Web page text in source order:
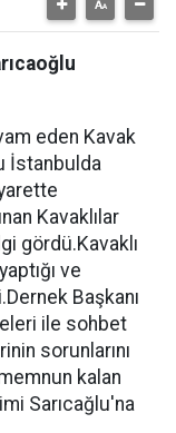
eden Kavak
İstanbulda
Kavaklılar
gördü.Kavaklı
ve
Başkanı
ile sohbet
sorunlarını
kalan
Sarıcağlu'na